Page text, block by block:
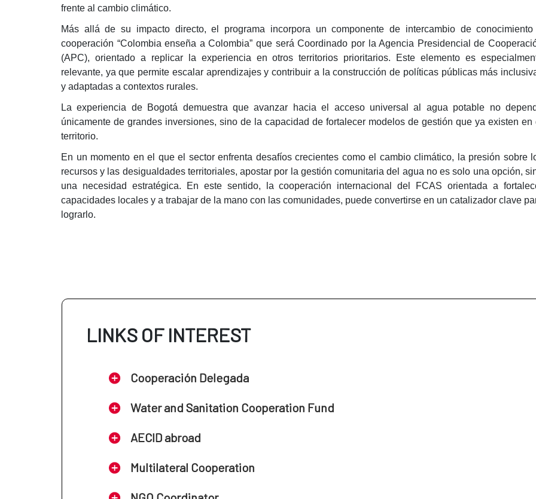
frente al cambio climático.
Más allá de su impacto directo, el programa incorpora un componente de intercambio de
cooperación “Colombia enseña a Colombia” que será Coordinado por la Agencia Presidencial de
(APC), orientado a replicar la experiencia en otros territorios prioritarios. Este elemento es
relevante, ya que permite escalar aprendizajes y contribuir a la construcción de políticas públicas más
y adaptadas a contextos rurales.
La experiencia de Bogotá demuestra que avanzar hacia el acceso universal al agua potable no
únicamente de grandes inversiones, sino de la capacidad de fortalecer modelos de gestión que ya existen en
territorio.
En un momento en el que el sector enfrenta desafíos crecientes como el cambio climático, la presión sobre
recursos y las desigualdades territoriales, apostar por la gestión comunitaria del agua no es solo una opción,
una necesidad estratégica. En este sentido, la cooperación internacional del FCAS orientada a
capacidades locales y a trabajar de la mano con las comunidades, puede convertirse en un catalizador clave
lograrlo.
LINKS OF INTEREST
Cooperación Delegada
Water and Sanitation Cooperation Fund
AECID abroad
Multilateral Cooperation